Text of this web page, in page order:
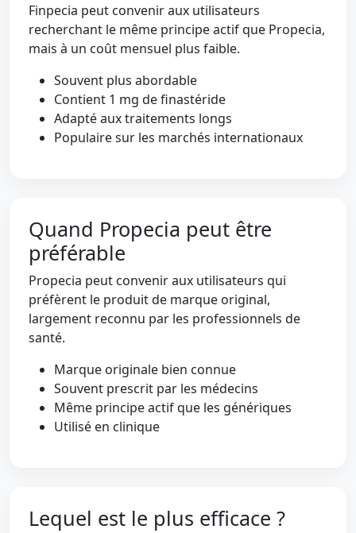
Finpecia peut convenir aux utilisateurs
recherchant le même principe actif que Propecia,
mais à un coût mensuel plus faible.
Souvent plus abordable
Contient 1 mg de finastéride
Adapté aux traitements longs
Populaire sur les marchés internationaux
Quand Propecia peut être
préférable
Propecia peut convenir aux utilisateurs qui
préfèrent le produit de marque original,
largement reconnu par les professionnels de
santé.
Marque originale bien connue
Souvent prescrit par les médecins
Même principe actif que les génériques
Utilisé en clinique
Lequel est le plus efficace ?